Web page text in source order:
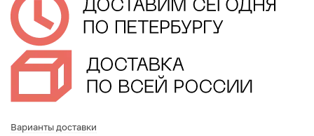
Варианты доставки